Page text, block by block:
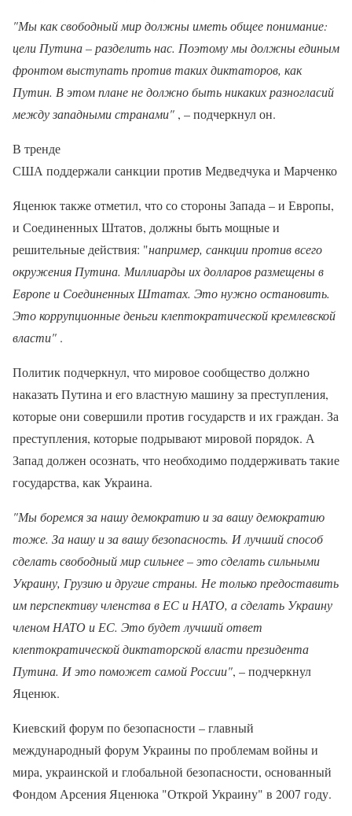
"Мы как свободный мир должны иметь общее понимание:
цели Путина – разделить нас. Поэтому мы должны единым
фронтом выступать против таких диктаторов, как
Путин. В этом плане не должно быть никаких разногласий
между западными странами" , – подчеркнул он.
В тренде
США поддержали санкции против Медведчука и Марченко
Яценюк также отметил, что со стороны Запада – и Европы,
и Соединенных Штатов, должны быть мощные и
решительные действия: "например, санкции против всего
окружения Путина. Миллиарды их долларов размещены в
Европе и Соединенных Штатах. Это нужно остановить.
Это коррупционные деньги клептократической кремлевской
власти" .
Политик подчеркнул, что мировое сообщество должно
наказать Путина и его властную машину за преступления,
которые они совершили против государств и их граждан. За
преступления, которые подрывают мировой порядок. А
Запад должен осознать, что необходимо поддерживать такие
государства, как Украина.
"Мы боремся за нашу демократию и за вашу демократию
тоже. За нашу и за вашу безопасность. И лучший способ
сделать свободный мир сильнее – это сделать сильными
Украину, Грузию и другие страны. Не только предоставить
им перспективу членства в ЕС и НАТО, а сделать Украину
членом НАТО и ЕС. Это будет лучший ответ
клептократической диктаторской власти президента
Путина. И это поможет самой России", – подчеркнул
Яценюк.
Киевский форум по безопасности – главный
международный форум Украины по проблемам войны и
мира, украинской и глобальной безопасности, основанный
Фондом Арсения Яценюка "Открой Украину" в 2007 году.